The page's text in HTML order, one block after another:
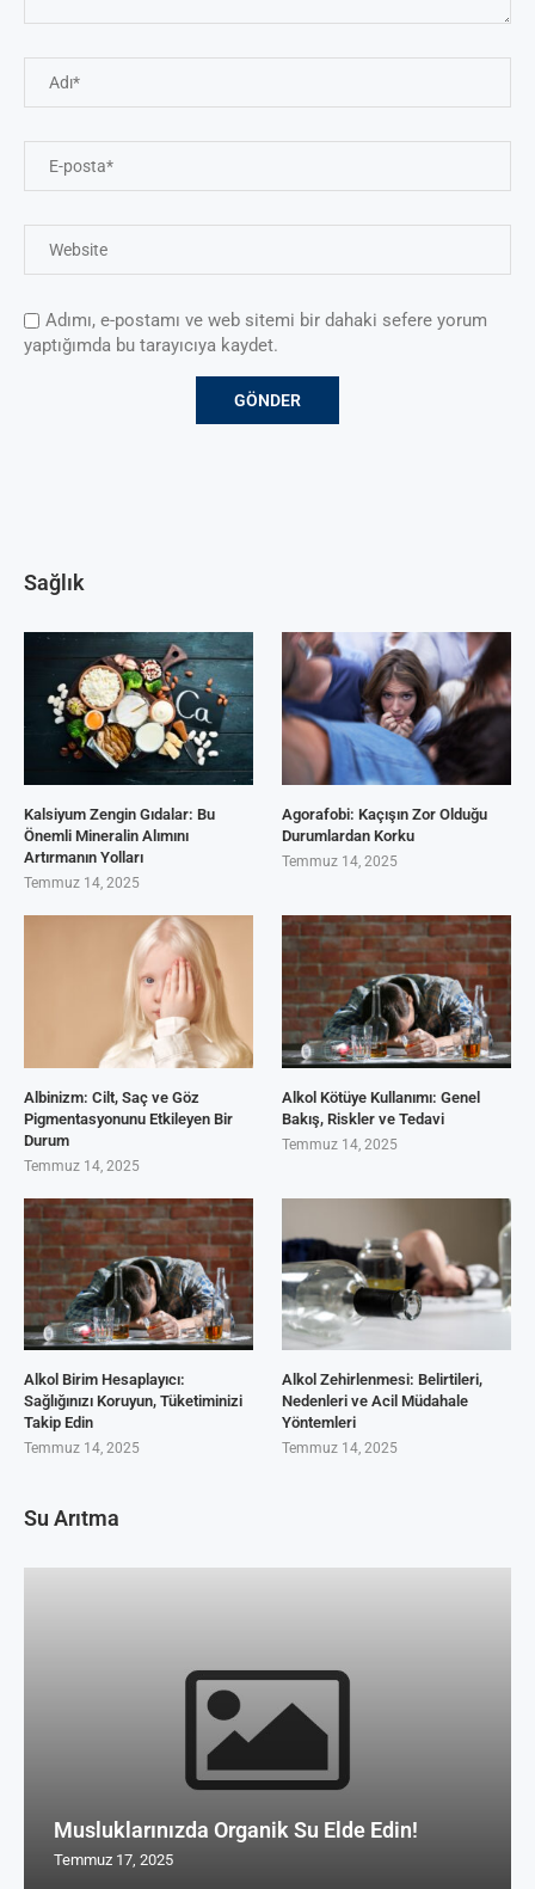
Adımı, e-postamı ve web sitemi bir dahaki sefere yorum
yaptığımda bu tarayıcıya kaydet.
Sağlık
Kalsiyum Zengin Gıdalar: Bu
Önemli Mineralin Alımını
Artırmanın Yolları
Temmuz 14, 2025
Agorafobi: Kaçışın Zor Olduğu
Durumlardan Korku
Temmuz 14, 2025
Albinizm: Cilt, Saç ve Göz
Pigmentasyonunu Etkileyen Bir
Durum
Temmuz 14, 2025
Alkol Kötüye Kullanımı: Genel
Bakış, Riskler ve Tedavi
Temmuz 14, 2025
Alkol Birim Hesaplayıcı:
Sağlığınızı Koruyun, Tüketiminizi
Takip Edin
Temmuz 14, 2025
Alkol Zehirlenmesi: Belirtileri,
Nedenleri ve Acil Müdahale
Yöntemleri
Temmuz 14, 2025
Su Arıtma
Musluklarınızda Organik Su Elde Edin!
Temmuz 17, 2025